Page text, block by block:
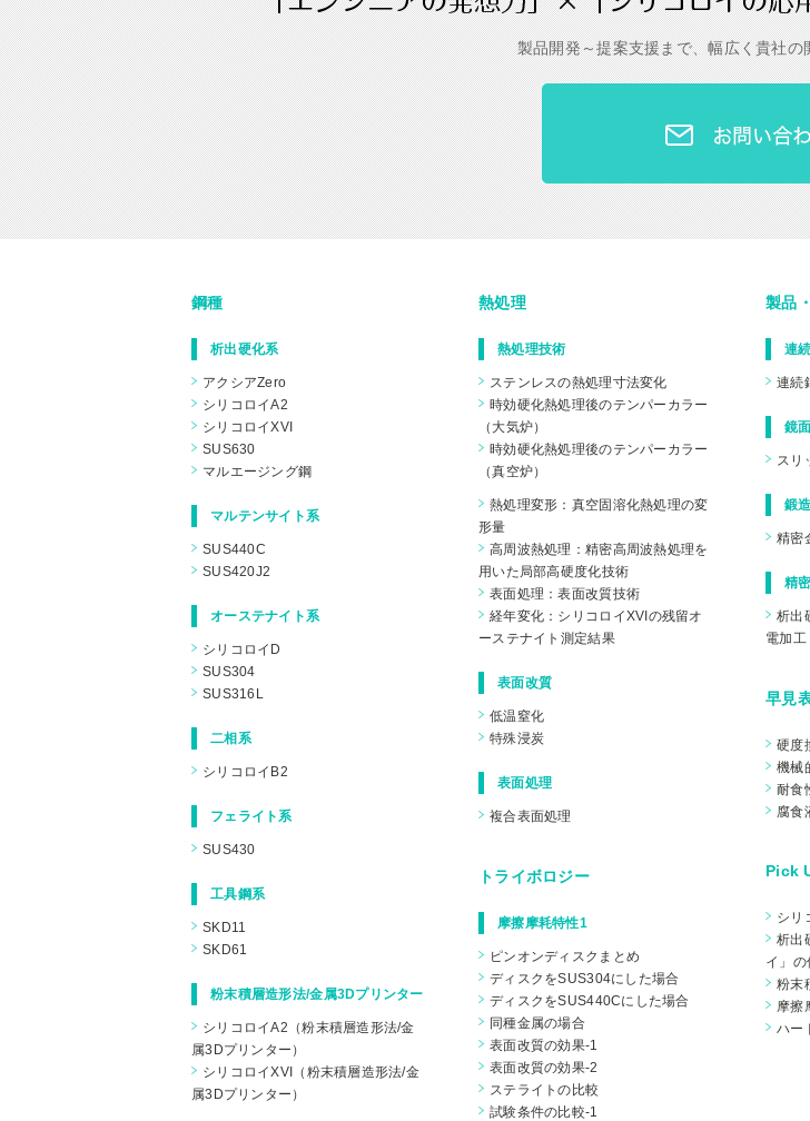
製品開発～提案支援まで、幅広く貴社
鋼種
析出硬化系
アクシアZero
シリコロイA2
シリコロイXVI
SUS630
マルエージング鋼
マルテンサイト系
SUS440C
SUS420J2
オーステナイト系
シリコロイD
SUS304
SUS316L
二相系
シリコロイB2
フェライト系
SUS430
工具鋼系
SKD11
SKD61
粉末積層造形法/金属3Dプリンター
シリコロイA2（粉末積層造形法/金
属3Dプリンター）
シリコロイXVI（粉末積層造形法/金
属3Dプリンター）
熱処理
熱処理技術
ステンレスの熱処理寸法変化
時効硬化熱処理後のテンパーカラー
（大気炉）
時効硬化熱処理後のテンパーカラー
（真空炉）
熱処理変形：真空固溶化熱処理の変
形量
高周波熱処理：精密高周波熱処理を
用いた局部高硬度化技術
表面処理：表面改質技術
経年変化：シリコロイXVIの残留オ
ーステナイト測定結果
表面改質
低温窒化
特殊浸炭
表面処理
複合表面処理
トライボロジー
摩擦摩耗特性1
ピンオンディスクまとめ
ディスクをSUS304にした場合
ディスクをSUS440Cにした場合
同種金属の場合
表面改質の効果-1
表面改質の効果-2
ステライトの比較
試験条件の比較-1
製品
連
連続
鏡
スリ
鍛造
精密
精
析出
電加工
早見
硬度
機械
耐食
腐食
Pick
シリ
析出
イ」の
粉末
摩擦
ハー